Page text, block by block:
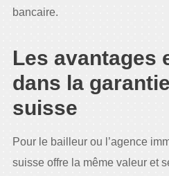
bancaire.
Les avantages
dans la
suisse
Pour le bailleur ou l’agence
suisse offre la même valeur et